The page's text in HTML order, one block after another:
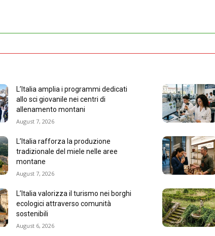
L’Italia amplia i programmi dedicati
allo sci giovanile nei centri di
allenamento montani
August 7, 2026
L’Italia rafforza la produzione
tradizionale del miele nelle aree
montane
August 7, 2026
L’Italia valorizza il turismo nei borghi
ecologici attraverso comunità
sostenibili
August 6, 2026